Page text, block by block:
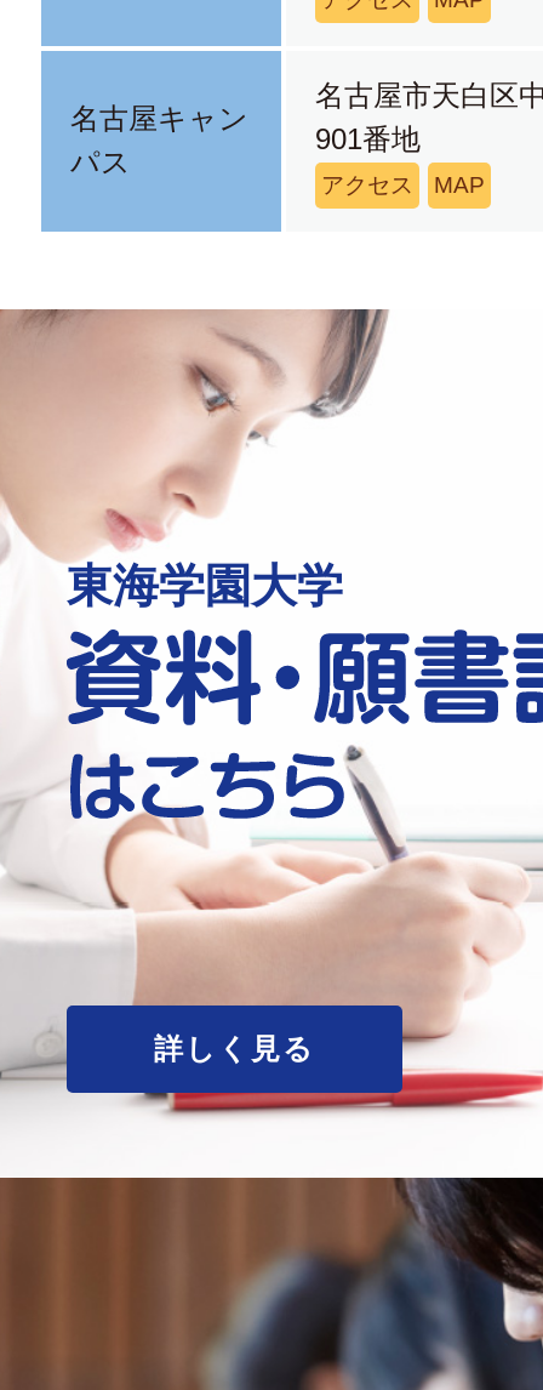
名古屋キャン
パス
名古屋市天白区
901番地
アクセス MAP
東海学園大学
詳しく見る